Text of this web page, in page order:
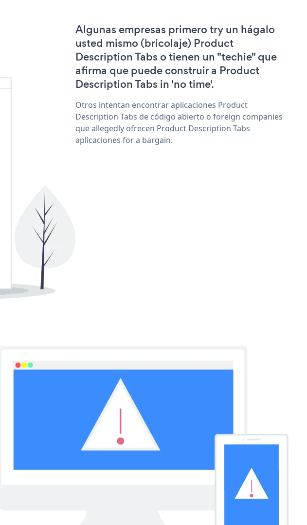
Algunas empresas primero try un hágalo
usted mismo (bricolaje) Product
Description Tabs o tienen un "techie" que
afirma que puede construir a Product
Description Tabs in 'no time'.
Otros intentan encontrar aplicaciones Product
Description Tabs de código abierto o foreign companies
que allegedly ofrecen Product Description Tabs
aplicaciones for a bargain.